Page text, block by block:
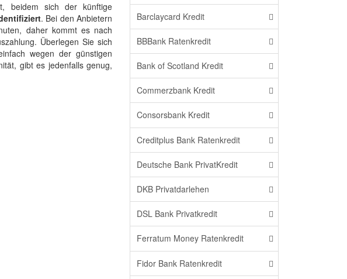
beidem sich der künftige
. Bei den Anbietern
daher kommt es nach
Überlegen Sie sich
wegen der günstigen
gibt es jedenfalls genug,
Barclaycard Kredit
BBBank Ratenkredit
Bank of Scotland Kredit
Commerzbank Kredit
Consorsbank Kredit
Creditplus Bank Ratenkredit
Deutsche Bank PrivatKredit
DKB Privatdarlehen
DSL Bank Privatkredit
Ferratum Money Ratenkredit
Fidor Bank Ratenkredit